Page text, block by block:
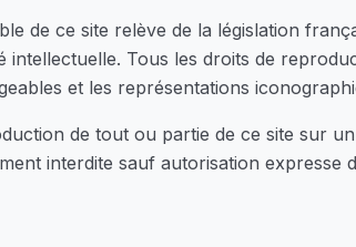
de ce site relève de la législation
intellectuelle. Tous les droits de
et les représentations
de tout ou partie de ce site sur
interdite sauf autorisation expresse